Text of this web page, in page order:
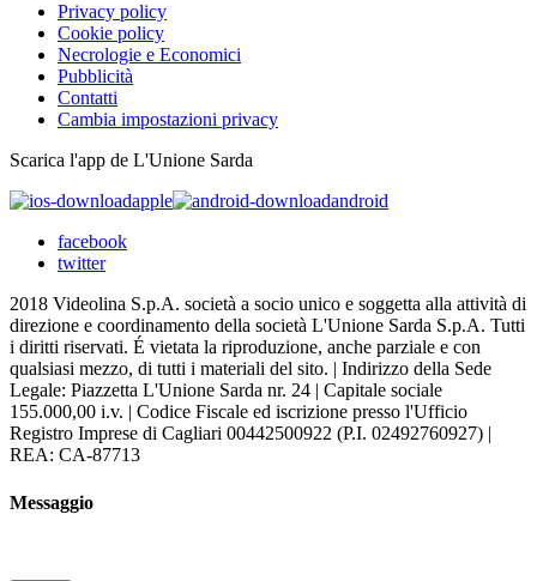
Privacy policy
Cookie policy
Necrologie e Economici
Pubblicità
Contatti
Cambia impostazioni privacy
Scarica l'app de L'Unione Sarda
apple
android
facebook
twitter
2018 Videolina S.p.A. società a socio unico e soggetta alla attività di
direzione e coordinamento della società L'Unione Sarda S.p.A. Tutti
i diritti riservati. É vietata la riproduzione, anche parziale e con
qualsiasi mezzo, di tutti i materiali del sito. | Indirizzo della Sede
Legale: Piazzetta L'Unione Sarda nr. 24 | Capitale sociale
155.000,00 i.v. | Codice Fiscale ed iscrizione presso l'Ufficio
Registro Imprese di Cagliari 00442500922 (P.I. 02492760927) |
REA: CA-87713
Messaggio